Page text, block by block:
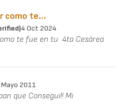
como te…
4 Oct 2024
te fue en tu 4ta Cesárea
2011
que Consegui!! Mi